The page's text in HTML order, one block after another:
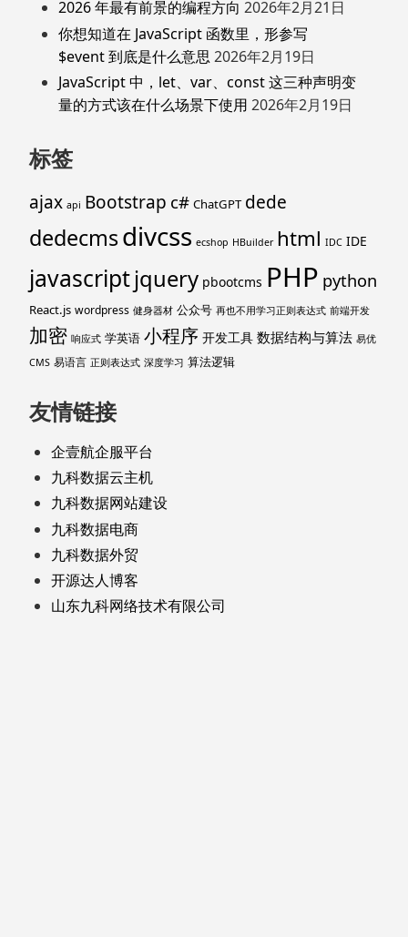
2026 年最有前景的编程方向 2026年2月21日
你想知道在 JavaScript 函数里，形参写
$event 到底是什么意思 2026年2月19日
JavaScript 中，let、var、const 这三种声明变
量的方式该在什么场景下使用 2026年2月19日
标签
ajax api Bootstrap c# ChatGPT dede
dedecmsdivcss ecshop HBuilder html IDC IDE
javascriptjquery pbootcms PHP python
React.js wordpress 健身器材 公众号 再也不用学习正则表达式 前端开发
加密 响应式 学英语 小程序 开发工具 数据结构与算法 易优
CMS 易语言 正则表达式 深度学习 算法逻辑
友情链接
企壹航企服平台
九科数据云主机
九科数据网站建设
九科数据电商
九科数据外贸
开源达人博客
山东九科网络技术有限公司